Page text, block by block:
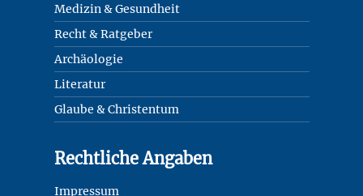
Medizin & Gesundheit
Recht & Ratgeber
Archäologie
Literatur
Glaube & Christentum
Rechtliche Angaben
Impressum